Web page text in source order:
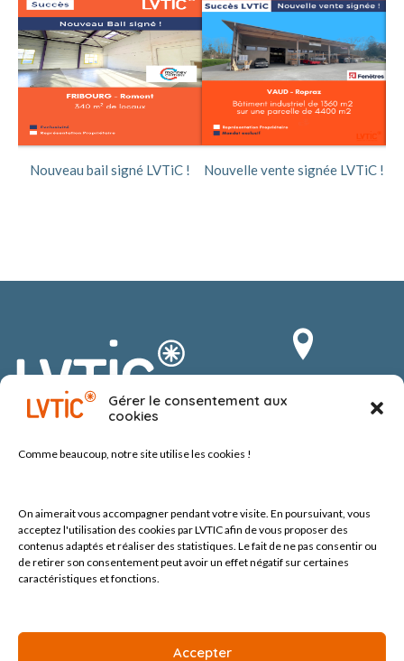
Gérer le consentement aux
cookies
Comme beaucoup, notre siteutilise les cookies !
On aimerait vous accompagner pendant votre visite. En poursuivant, vous
acceptez l'utilisation des cookies par LVTIC afin de vous proposer des
contenus adaptés et réaliser des statistiques. Le fait de ne pas consentir ou
de retirer son consentement peut avoir un effet négatif sur certaines
caractéristiques et fonctions.
Accepter
Nouveau bail signé LVTiC ! Nouvelle vente signée LVTiC !
Route du Vergnolet 8
1070 Puidoux-Chexbres
Tel +41 (0) 21 552 60 10 contact@lvtic.ch